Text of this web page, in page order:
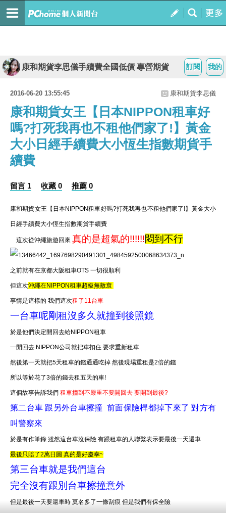
我的
訂閱
康和期貨李思儀手續費全國低價 專營期貨
2016-06-20 13:55:45 康和期貨李思儀
康和期貨女王【日本NIPPON租車好
嗎?打死我再也不租他們家了!】黃金
大小日經手續費大小恆生指數期貨手
續費
留言 1 收藏 0 推薦 0
康和期貨女王【日本NIPPON租車好嗎?打死我再也不租他們家了!】黃金大小
日經手續費大小恆生指數期貨手續費
這次從沖繩旅遊回來 真的是超氣的!!!!!!悶到不行
之前就有在京都大阪租車OTS 一切很順利
但這次沖繩在NIPPON租車超級無敵衰
事情是這樣的 我們這次租了11台車
一台車呢剛租沒多久就撞到後照鏡
於是他們決定開回去給NIPPON租車
一開回去 NIPPON公司就把車扣住 要求重新租車
然後第一天就把5天租車的錢通通吃掉 然後現場重租是2倍的錢
所以等於花了3倍的錢去租五天的車!
這個故事告訴我們 租車撞到不嚴重不要開回去 要開到最後?
第二台車 跟另外台車擦撞 前面保險桿都掉下來了 對方有
叫警察來
於是有作筆錄 雖然這台車沒保險 有跟租車的人聯繫表示要最後一天還車
最後只賠了2萬日圓 真的是好慶幸~
第三台車就是我們這台
完全沒有跟別台車擦撞意外
但是最後一天要還車時 莫名多了一條刮痕 但是我們有保全險